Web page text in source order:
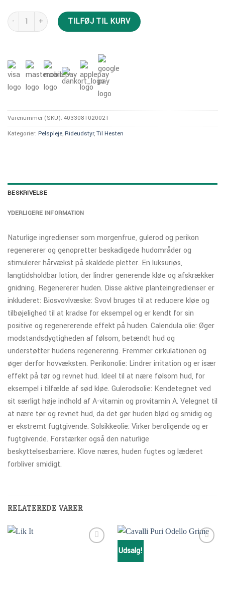
Leovet Bio-Skin Oil antalTILFØJ TIL KURV
Varenummer (SKU): 4033081020021
Kategorier: Pelspleje,Rideudstyr,Til Hesten
BESKRIVELSE
YDERLIGERE INFORMATION
Naturlige ingredienser som morgenfrue, gulerod og perikon
regenererer og genopretter beskadigede hudområder og
stimulerer hårvækst på skaldede pletter. En luksuriøs,
langtidsholdbar lotion, der lindrer generende kløe og afskrækker
gnidning. Regenererer huden. Disse aktive planteingredienser er
inkluderet: Biosvovlvæske: Svovl bruges til at reducere kløe og
tilbøjelighed til at kradse for eksempel og er kendt for sin
positive og regenererende effekt på huden. Calendula olie: Øger
modstandsdygtigheden af følsom, betændt hud og
understøtter hudens regenerering. Fremmer cirkulationen og
øger derfor hovvæksten. Perikonolie: Lindrer irritation og er især
effekt på tør og revnet hud. Ideel til at nære følsom hud, for
eksempel i tilfælde af sød kløe. Gulerodsolie: Kendetegnet ved
sit særligt høje indhold af A-vitamin og provitamin A. Velegnet til
at nære tør og revnet hud, da det gør huden blød og smidig og
er ekstremt fugtgivende. Solsikkeolie: Virker beroligende og er
fugtgivende. Forstærker også den naturlige
beskyttelsesbarriere. Klove næres, huden fugtes og læderet
forbliver smidigt.
RELATEREDE VARER
Udsalg!